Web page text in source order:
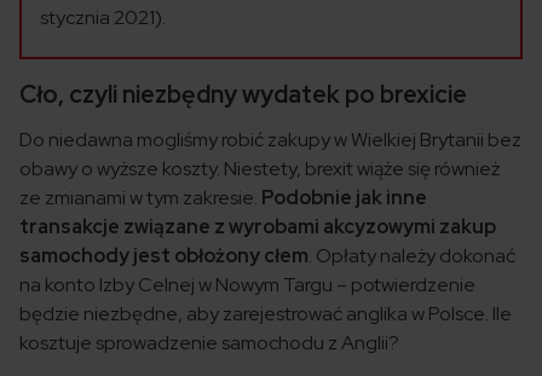
stycznia 2021).
Cło, czyli niezbędny wydatek po brexicie
Do niedawna mogliśmy robić zakupy w Wielkiej Brytanii bez
obawy o wyższe koszty. Niestety, brexit wiąże się również
ze zmianami w tym zakresie. Podobnie jak inne
transakcje związane z wyrobami akcyzowymi zakup
samochody jest obłożony cłem. Opłaty należy dokonać
na konto Izby Celnej w Nowym Targu – potwierdzenie
będzie niezbędne, aby zarejestrować anglika w Polsce. Ile
kosztuje sprowadzenie samochodu z Anglii?